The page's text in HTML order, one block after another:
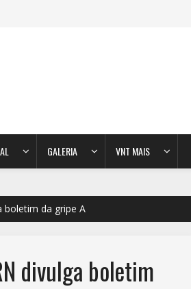
GALERIA VNT MAIS
boletim da gripe A
divulga boletim